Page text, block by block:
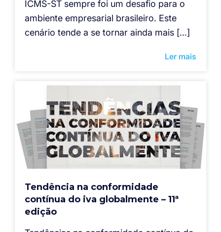
ICMS-ST sempre foi um desafio para o
ambiente empresarial brasileiro. Este
cenário tende a se tornar ainda mais […]
Ler mais
Tendência na conformidade
contínua do iva globalmente – 11ª
edição